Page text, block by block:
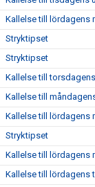
Kallelse till lördagens
Stryktipset
Stryktipset
Kallelse till
Kallelse till
Kallelse till lördagens
Stryktipset
Kallelse till lördagens
Kallelse till lördagens